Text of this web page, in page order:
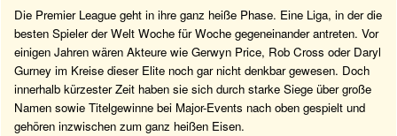
Die Premier League geht in ihre ganz heiße Phase. Eine Liga, in der die
besten Spieler der Welt Woche für Woche gegeneinander antreten. Vor
einigen Jahren wären Akteure wie Gerwyn Price, Rob Cross oder Daryl
Gurney im Kreise dieser Elite noch gar nicht denkbar gewesen. Doch
innerhalb kürzester Zeit haben sie sich durch starke Siege über große
Namen sowie Titelgewinne bei Major-Events nach oben gespielt und
gehören inzwischen zum ganz heißen Eisen.